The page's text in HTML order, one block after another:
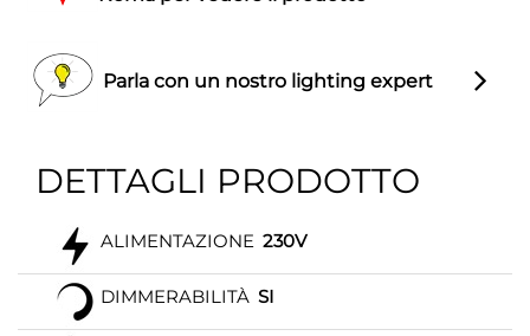
Parla con un nostro lighting expert
DETTAGLI PRODOTTO
ALIMENTAZIONE 230V
DIMMERABILITÀ SI